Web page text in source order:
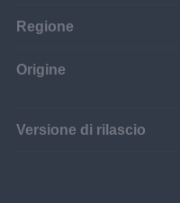
Regione
Origine
Versione di rilascio